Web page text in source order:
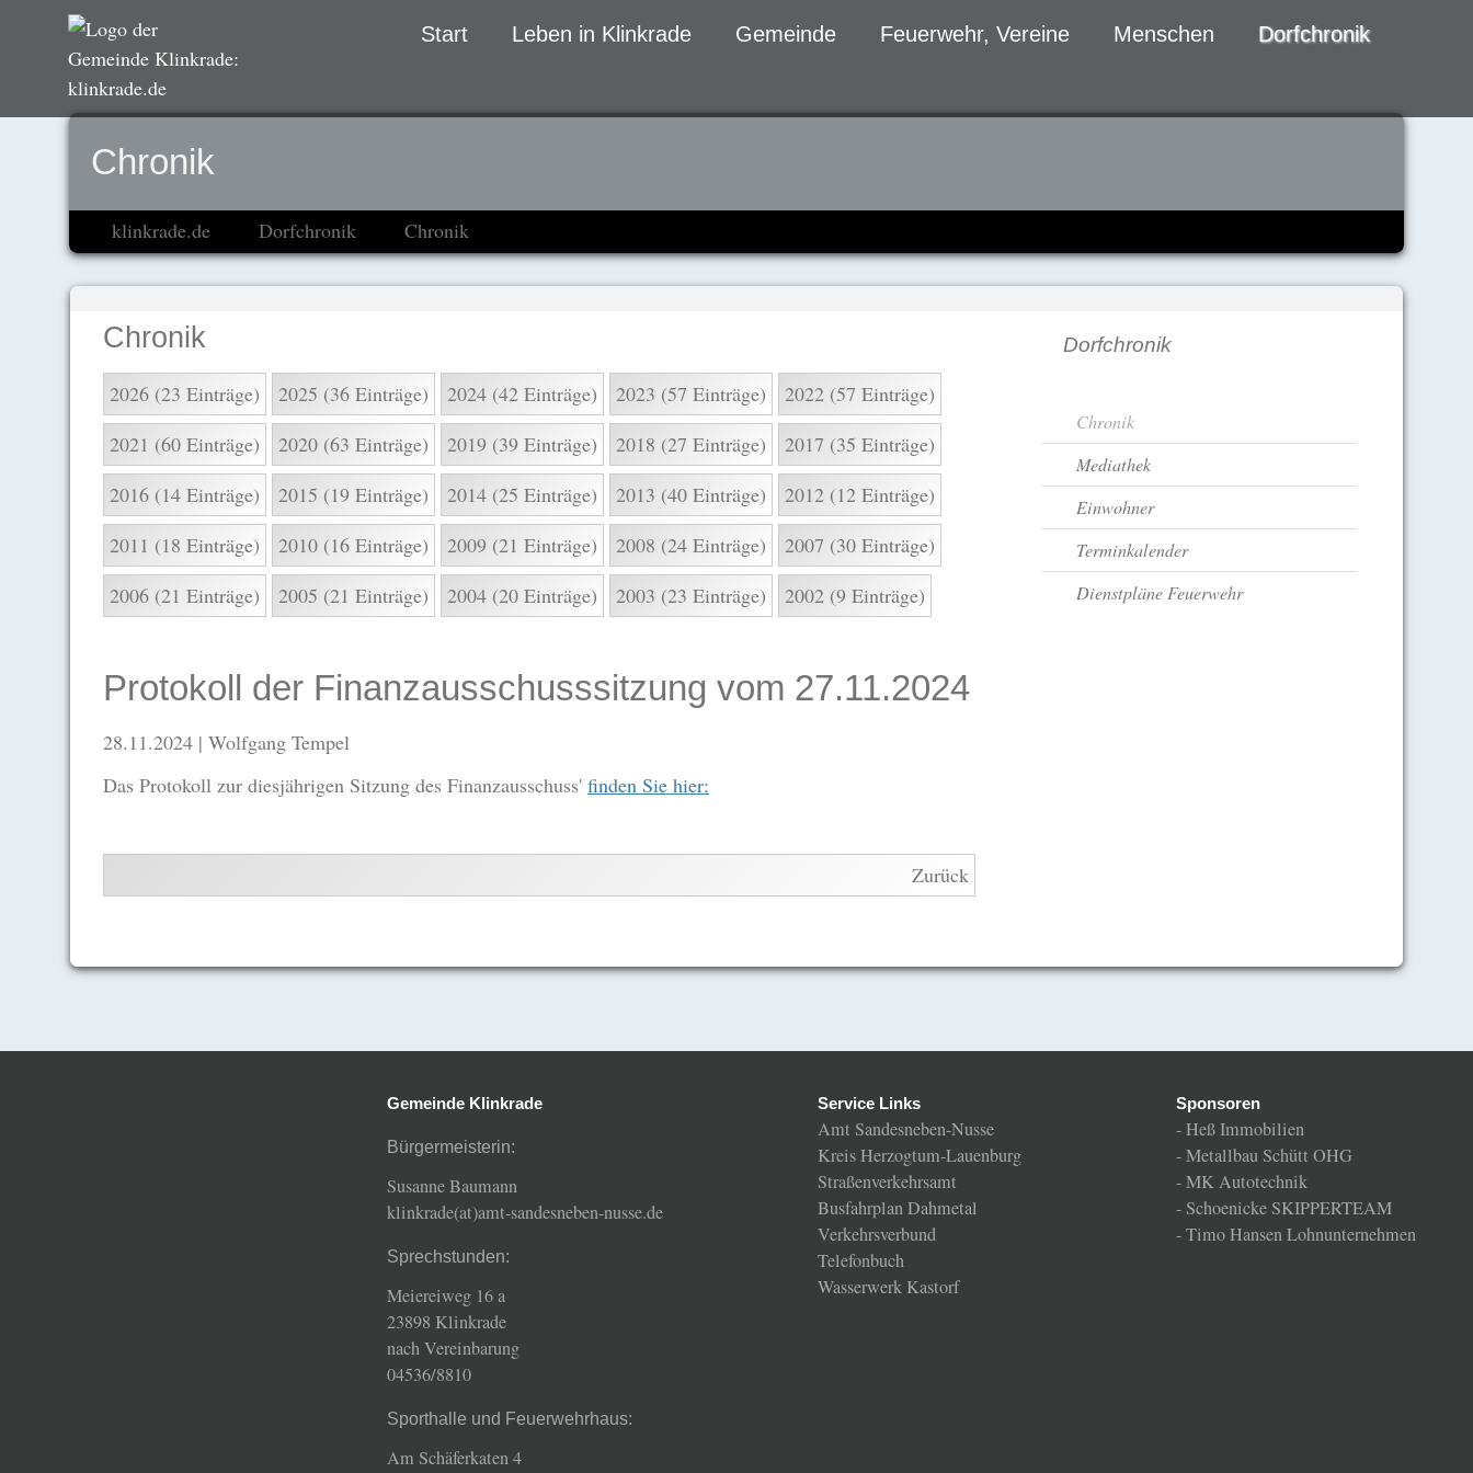
Navigation
Start Leben in Klinkrade Gemeinde Feuerwehr, Vereine Menschen Dorfchronik
Chronik
klinkrade.de Dorfchronik Chronik
Chronik
2026 (23 Einträge) 2025 (36 Einträge) 2024 (42 Einträge) 2023 (57 Einträge)
2022 (57 Einträge)
2021 (60 Einträge)
2020 (63 Einträge) 2019 (39 Einträge) 2018 (27 Einträge)
2017 (35 Einträge)
2016 (14 Einträge)
2015 (19 Einträge) 2014 (25 Einträge) 2013 (40 Einträge)
2012 (12 Einträge)
2011 (18 Einträge)
2010 (16 Einträge) 2009 (21 Einträge) 2008 (24 Einträge)
2007 (30 Einträge)
2006 (21 Einträge)
2005 (21 Einträge) 2004 (20 Einträge) 2003 (23 Einträge) 2002 (9 Einträge)
Protokoll der Finanzausschusssitzung vom 27.11.2024
28.11.2024 | Wolfgang Tempel
Das Protokoll zur diesjährigen Sitzung des Finanzausschuss' finden Sie hier:
Zurück
Dorfchronik
Navigation
überspringen
Chronik
Mediathek
Einwohner
Terminkalender
Dienstpläne Feuerwehr
Gemeinde Klinkrade
Bürgermeisterin:
Susanne Baumann
klinkrade(at)amt-sandesneben-nusse.de
Sprechstunden:
Meiereiweg 16 a
23898 Klinkrade
nach Vereinbarung
04536/8810
Sporthalle und Feuerwehrhaus:
Am Schäferkaten 4
Service Links
Amt Sandesneben-Nusse
Kreis Herzogtum-Lauenburg
Straßenverkehrsamt
Busfahrplan Dahmetal
Verkehrsverbund
Telefonbuch
Wasserwerk Kastorf
Sponsoren
-Heß Immobilien
-Metallbau Schütt OHG
-MK Autotechnik
- Schoenicke SKIPPERTEAM
-Timo Hansen Lohnunternehmen